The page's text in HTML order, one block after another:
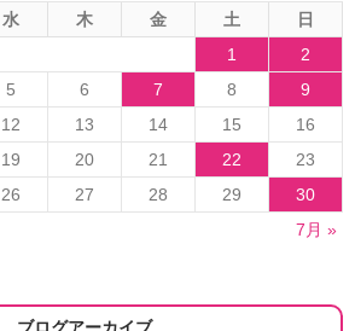
水 木 金 土
日
1
2
5 6 7 8
9
12 13 14 15
16
19 20 21 22
23
26 27 28 29
30
7月 »
ブログアーカイブ